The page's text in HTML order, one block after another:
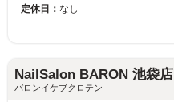
定休日： なし
NailSalon BARON 池袋店
バロンイケブクロテン